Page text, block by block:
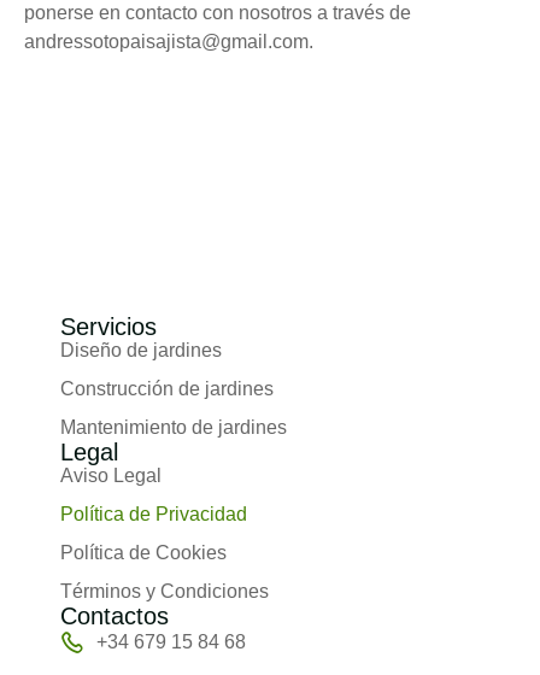
ponerse en contacto con nosotros a través de
andressotopaisajista@gmail.com.
Servicios
Diseño de jardines
Construcción de jardines
Mantenimiento de jardines
Legal
Aviso Legal
Política de Privacidad
Política de Cookies
Términos y Condiciones
Contactos
+34 679 15 84 68